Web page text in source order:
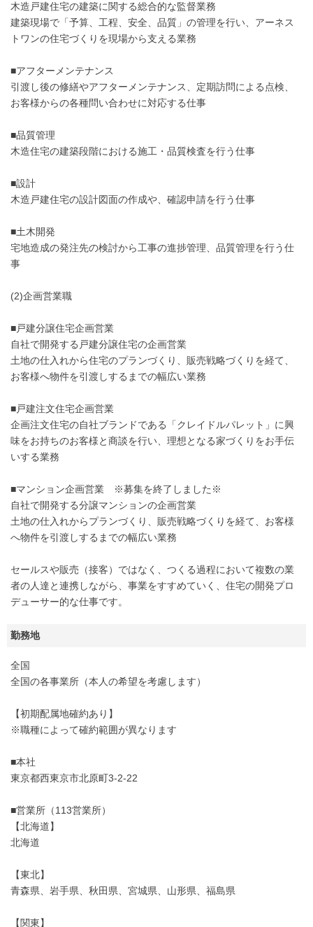
木造戸建住宅の建築に関する総合的な監督業務
建築現場で「予算、工程、安全、品質」の管理を行い、アーネス
トワンの住宅づくりを現場から支える業務
■アフターメンテナンス
引渡し後の修繕やアフターメンテナンス、定期訪問による点検、
お客様からの各種問い合わせに対応する仕事
■品質管理
木造住宅の建築段階における施工・品質検査を行う仕事
■設計
木造戸建住宅の設計図面の作成や、確認申請を行う仕事
■土木開発
宅地造成の発注先の検討から工事の進捗管理、品質管理を行う仕
事
(2)企画営業職
■戸建分譲住宅企画営業
自社で開発する戸建分譲住宅の企画営業
土地の仕入れから住宅のプランづくり、販売戦略づくりを経て、
お客様へ物件を引渡しするまでの幅広い業務
■戸建注文住宅企画営業
企画注文住宅の自社ブランドである「クレイドルパレット」に興
味をお持ちのお客様と商談を行い、理想となる家づくりをお手伝
いする業務
■マンション企画営業 ※募集を終了しました※
自社で開発する分譲マンションの企画営業
土地の仕入れからプランづくり、販売戦略づくりを経て、お客様
へ物件を引渡しするまでの幅広い業務
セールスや販売（接客）ではなく、つくる過程において複数の業
者の人達と連携しながら、事業をすすめていく、住宅の開発プロ
デューサー的な仕事です。
勤務地
全国
全国の各事業所（本人の希望を考慮します）
【初期配属地確約あり】
※職種によって確約範囲が異なります
■本社
東京都西東京市北原町3-2-22
■営業所（113営業所）
【北海道】
北海道
【東北】
青森県、岩手県、秋田県、宮城県、山形県、福島県
【関東】